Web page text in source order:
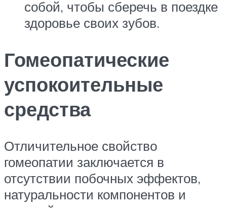
собой, чтобы сберечь в поездке
здоровье своих зубов.
Гомеопатические
успокоительные
средства
Отличительное свойство
гомеопатии заключается в
отсутствии побочных эффектов,
натуральности компонентов и